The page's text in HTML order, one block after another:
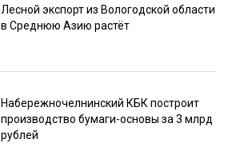
Лесной экспорт из Вологодской области
в Среднюю Азию растёт
Набережночелнинский КБК построит
производство бумаги-основы за 3 млрд
рублей